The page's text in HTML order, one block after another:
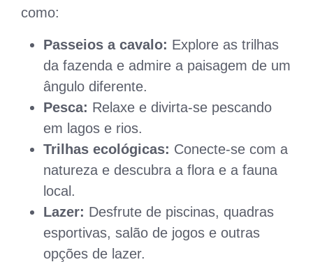
como:
Passeios a cavalo: Explore as trilhas
da fazenda e admire a paisagem de um
ângulo diferente.
Pesca: Relaxe e divirta-se pescando
em lagos e rios.
Trilhas ecológicas: Conecte-se com a
natureza e descubra a flora e a fauna
local.
Lazer: Desfrute de piscinas, quadras
esportivas, salão de jogos e outras
opções de lazer.